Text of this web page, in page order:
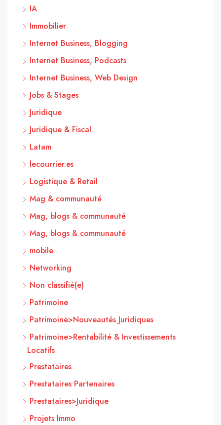
IA
Immobilier
Internet Business, Blogging
Internet Business, Podcasts
Internet Business, Web Design
Jobs & Stages
Juridique
Juridique & Fiscal
Latam
lecourrier.es
Logistique & Retail
Mag & communauté
Mag, blogs & communauté
Mag, blogs & communauté
mobile
Networking
Non classifié(e)
Patrimoine
Patrimoine>Nouveautés Juridiques
Patrimoine>Rentabilité & Investissements
Locatifs
Prestataires
Prestataires Partenaires
Prestataires>Juridique
Projets Immo